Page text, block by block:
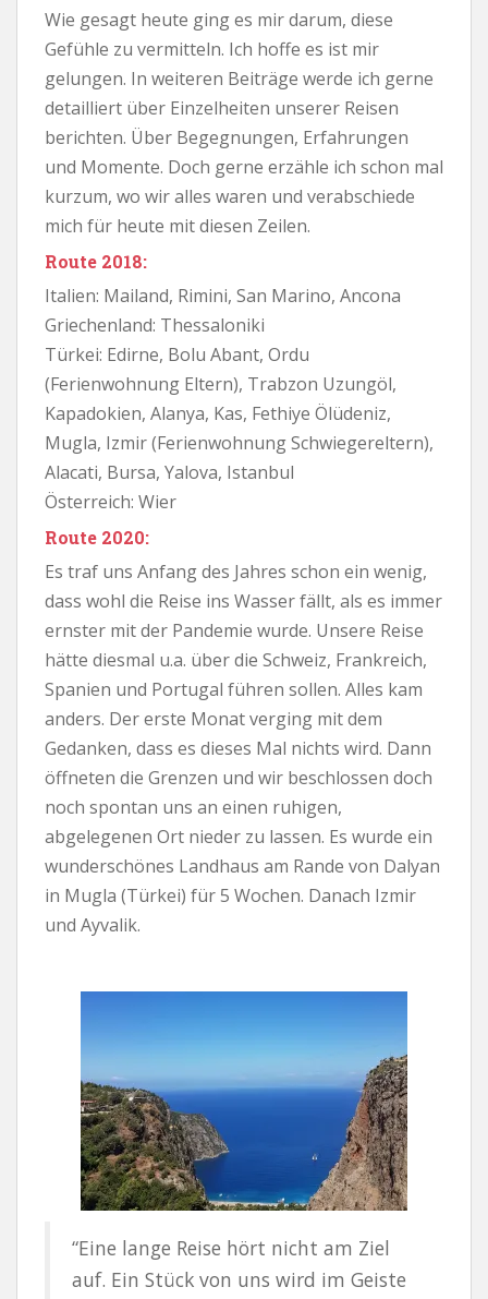
Wie gesagt heute ging es mir darum, diese
Gefühle zu vermitteln. Ich hoffe es ist mir
gelungen. In weiteren Beiträge werde ich gerne
detailliert über Einzelheiten unserer Reisen
berichten. Über Begegnungen, Erfahrungen
und Momente. Doch gerne erzähle ich schon mal
kurzum, wo wir alles waren und verabschiede
mich für heute mit diesen Zeilen.
Route 2018:
Italien: Mailand, Rimini, San Marino, Ancona
Griechenland: Thessaloniki
Türkei: Edirne, Bolu Abant, Ordu
(Ferienwohnung Eltern), Trabzon Uzungöl,
Kapadokien, Alanya, Kas, Fethiye Ölüdeniz,
Mugla, Izmir (Ferienwohnung Schwiegereltern),
Alacati, Bursa, Yalova, Istanbul
Österreich: Wier
Route 2020:
Es traf uns Anfang des Jahres schon ein wenig,
dass wohl die Reise ins Wasser fällt, als es immer
ernster mit der Pandemie wurde. Unsere Reise
hätte diesmal u.a. über die Schweiz, Frankreich,
Spanien und Portugal führen sollen. Alles kam
anders. Der erste Monat verging mit dem
Gedanken, dass es dieses Mal nichts wird. Dann
öffneten die Grenzen und wir beschlossen doch
noch spontan uns an einen ruhigen,
abgelegenen Ort nieder zu lassen. Es wurde ein
wunderschönes Landhaus am Rande von Dalyan
in Mugla (Türkei) für 5 Wochen. Danach Izmir
und Ayvalik.
“Eine lange Reise hört nicht am Ziel
auf. Ein Stück von uns wird im Geiste